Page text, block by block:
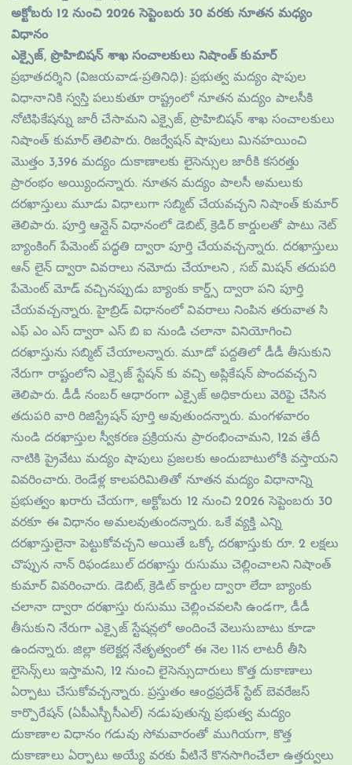
అక్టోబరు 12 నుంచి 2026 సెప్టెంబరు 30 వరకు నూతన మధ్యం
విధానం
ఎక్సైజ్, ప్రొహిబిషన్ శాఖ సంచాలకులు నిషాంత్ కుమార్
ప్రభాతదర్శిని (విజయవాడ-ప్రతినిధి): ప్రభుత్వ మద్యం షాపుల
విధానానికి స్వస్తి పలుకుతూ రాష్ట్రంలో నూతన మద్యం పాలసీకి
నోటిఫికేషన్ను జారీ చేసామని ఎక్సైజ్, ప్రొహిబిషన్ శాఖ సంచాలకులు
నిషాంత్ కుమార్ తెలిపారు. రిజర్వేషన్ షాపులు మినహయించి
మొత్తం 3,396 మద్యం దుకాణాలకు లైసెన్సుల జారీకి కసరత్తు
ప్రారంభం అయ్యిందన్నారు. నూతన మద్యం పాలసీ అమలుకు
దరఖాస్తులు మూడు విధాలుగా సబ్మిట్ చేయవచ్చని నిషాంత్ కుమార్
తెలిపారు. పూర్తి ఆన్లైన్ విధానంలో డెబిట్, క్రెడిర్ కార్డులతో పాటు నెట్
బ్యాంకింగ్ పేమెంట్ పద్ధతి ద్వారా పూర్తి చేయవచ్చన్నారు. దరఖాస్తులు
ఆన్ లైన్ ద్వారా వివరాలు నమోదు చేయాలని , సబ్ మిషన్ తదుపరి
పేమెంట్ మోడ్ వచ్చినప్పుడు బ్యాంకు కార్డ్స్ ద్వారా పని పూర్తి
చేయవచ్చన్నారు. హైబ్రిడ్ విధానంలో వివరాలు నింపిన తరువాత సి
ఎఫ్ ఎం ఎస్ ద్వారా ఎస్ బి ఐ నుండి చలానా వినియోగించి
దరఖాస్తును సబ్మిట్ చేయాలన్నారు. మూడో పద్దతిలో డీడీ తీసుకుని
నేరుగా రాష్టంలోని ఎక్సైజ్ స్టేషన్ కు వచ్చి అప్లికేషన్ పొందవచ్చని
తెలిపారు. డీడీ నంబర్ ఆధారంగా ఎక్సైజ్ అధికారులు వెరిఫై చేసిన
తదుపరి వారి రిజిస్ట్రేషన్ పూర్తి అవుతుందన్నారు. మంగళవారం
నుండి దరఖాస్తుల స్వీకరణ ప్రక్రియను ప్రారంభించామని, 12వ తేదీ
నాటికి ప్రైవేటు మద్యం షాపులు ప్రజలకు అందుబాటులోకి వస్తాయని
వివరించారు. రెండేళ్ల కాలపరిమితితో నూతన మద్యం విధానాన్ని
ప్రభుత్వం ఖరారు చేయగా, అక్టోబరు 12 నుంచి 2026 సెప్టెంబరు 30
వరకూ ఈ విధానం అమలవుతుందన్నారు. ఒకే వ్యక్తి ఎన్ని
దరఖాస్తులైనా పెట్టుకోవచ్చని అయితే ఒక్కో దరఖాస్తుకు రూ. 2 లక్షలు
చొప్పున నాన్‌ రిఫండబుల్‌ దరఖాస్తు రుసుము చెల్లించాలని నిషాంత్
కుమార్ వివరించారు. డెబిట్, క్రెడిట్‌ కార్డుల ద్వారా లేదా బ్యాంకు
చలానా ద్వారా దరఖాస్తు రుసుము చెల్లించవలసి ఉండగా, డీడీ
తీసుకుని నేరుగా ఎక్సైజ్‌ స్టేషన్లలో అందించే వెలుసుబాటు కూడా
ఉందన్నారు. జిల్లా కలెక్టర్ల నేతృత్వంలో ఈ నెల 11న లాటరీ తీసి
లైసెన్స్‌లు ఇస్తామని, 12 నుంచి లైసెన్సుదారులు కొత్త దుకాణాలు
ఏర్పాటు చేసుకోవచ్చన్నారు. ప్రస్తుతం ఆంధ్రప్రదేశ్ స్టేట్ బెవరేజస్
కార్పొరేషన్ (ఏపీఎస్బీసీఎల్) నడుపుతున్న ప్రభుత్వ మద్యం
దుకాణాల విధానం గడువు సోమవారంతో ముగియగా, కొత్త
దుకాణాలు ఏర్పాటు అయ్యే వరకు వీటినే కొనసాగించేలా ఉత్తర్వులు